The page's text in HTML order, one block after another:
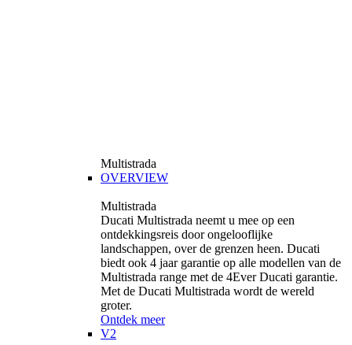
Multistrada
OVERVIEW
Multistrada
Ducati Multistrada neemt u mee op een
ontdekkingsreis door ongelooflijke
landschappen, over de grenzen heen. Ducati
biedt ook 4 jaar garantie op alle modellen van de
Multistrada range met de 4Ever Ducati garantie.
Met de Ducati Multistrada wordt de wereld
groter.
Ontdek meer
V2